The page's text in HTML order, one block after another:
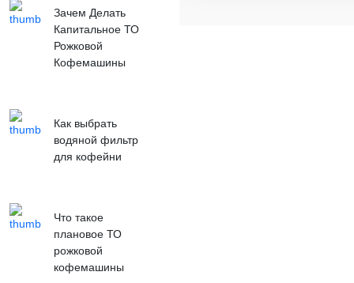
Зачем Делать
Капитальное ТО
Рожковой
Кофемашины
Как выбрать
водяной фильтр
для кофейни
Что такое
плановое ТО
рожковой
кофемашины